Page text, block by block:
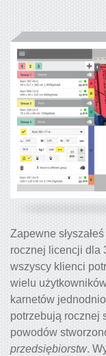
Zapewne
rocznej licencji dla
wszyscy klienci
wielu
karnetów
potrzebują rocznej
powodów
przedsiębiorstw.